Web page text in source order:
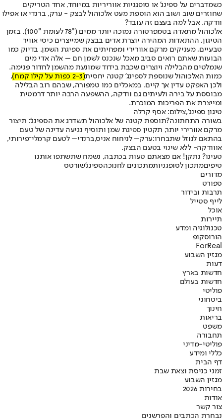
כשמדברים על ספינג' או סופגניות אווריריות במיוחד, אחד הטריקים
שחוזרים שוב ושוב הוא הוספת מעט אלכוהול לבצק - ערק, ברנדי או אפילו
וודקה. אבל למה בעצם זה עובד?
אלכוהול מתאדה בטמפרטורה נמוכה יותר ממים (78° לעומת 100°). בזמן
הטיגון, ההתאדות המהירה יוצרת אדים בבצק שמייצרים כיסי אוויר
טבעיים, מעניקים מרקם אוורירי ומפחיתים את ספיגת השמן. בדיוק כמו
הבועות שאתם רואים סביב מאכל שנכנס לשמן חם – אלה אדי מים
שנמלטים מהבלילה ויוצרים שכבת בידוד שמונעת מהשמן לחדור פנימה.
כמות האלכוהול שנוספת לספינג' קטנה יחסית(2-3 כפות על קילו קמח)
,
ולכן האפקט עדין אך קיים. במאכלים כמו טמפורה, שבהם רוב הבלילה
מבוססת על בירה ולעיתים גם וודקה, ההשפעה הרבה יותר דרמטית
ומייצרת את הפריכות המוכרת.
טיגון ספינג',צילום: אסף קרלה
בשורה התחתונה?תוספת קטנה של אלכוהול תשדרג את הספינג': תיצור
מרקם אוורירי יותר, תקטין ספיגת שמן ותוסיף נגיעה עדינה של טעם
בהתאם לנוזל שתבחרו:ערק– לניחוח אניס,ברנדי– לטעם קרמלי־פירותי,
אווודקה- ללא שינוי בטעם הבצק.
טעינו? נתקן! אם מצאתם טעות בכתבה, נשמח שתשתפו אותנו
טיפיםמתכון לסופגניותמתכונים לחנוכהספינג'שורטס
מדורים
ספורט
תרבות ובידור
לייף סטייל
אוכל
תיירות
טכנולוגיה ומדע
הורוסקופ
ForReal
מגזין השבוע
דעות
חדשות בארץ
חדשות בעולם
פוליטי
ביטחוני
חינוך
בריאות
משפט
תחבורה
פוליטי-מדיני
כללי ומידע
דף הבית
זמני כניסת וצאת שבת
מגזין השבוע
בחירות 2026
אודות
צור קשר
נבחרת הכתבים והפרשנים